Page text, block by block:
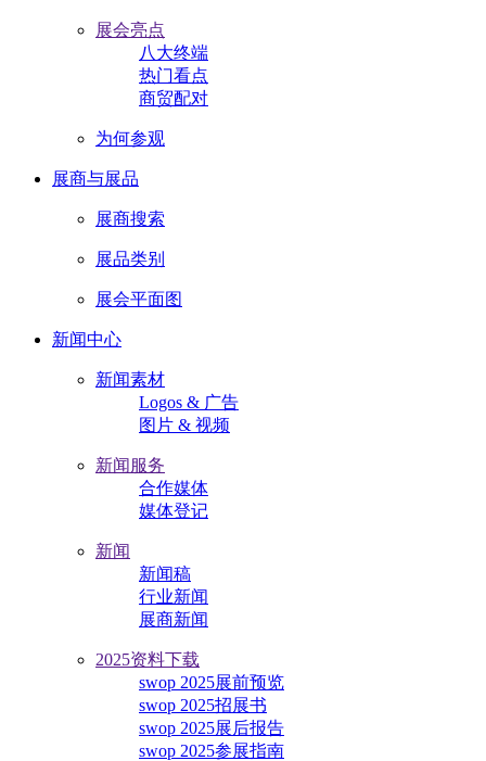
展会亮点
八大终端
热门看点
商贸配对
为何参观
展商与展品
展商搜索
展品类别
展会平面图
新闻中心
新闻素材
Logos & 广告
图片 & 视频
新闻服务
合作媒体
媒体登记
新闻
新闻稿
行业新闻
展商新闻
2025资料下载
swop 2025展前预览
swop 2025招展书
swop 2025展后报告
swop 2025参展指南